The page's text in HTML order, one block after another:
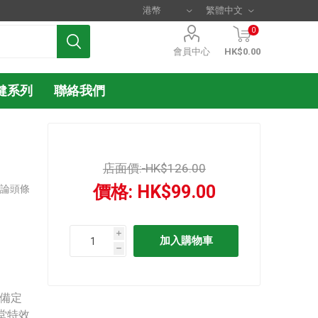
會員中心
0
HK$0.00
系列 聯絡我們
頭條
定
特效
店面價: HK$126.00
價格: HK$99.00
i
h